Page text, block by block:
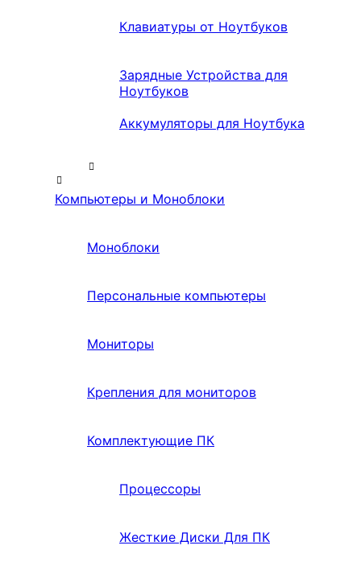
Клавиатуры от Ноутбуков
Зарядные Устройства для
Ноутбуков
Аккумуляторы для Ноутбука
Компьютеры и Моноблоки
Моноблоки
Персональные компьютеры
Мониторы
Крепления для мониторов
Комплектующие ПК
Процессоры
Жесткие Диски Для ПК